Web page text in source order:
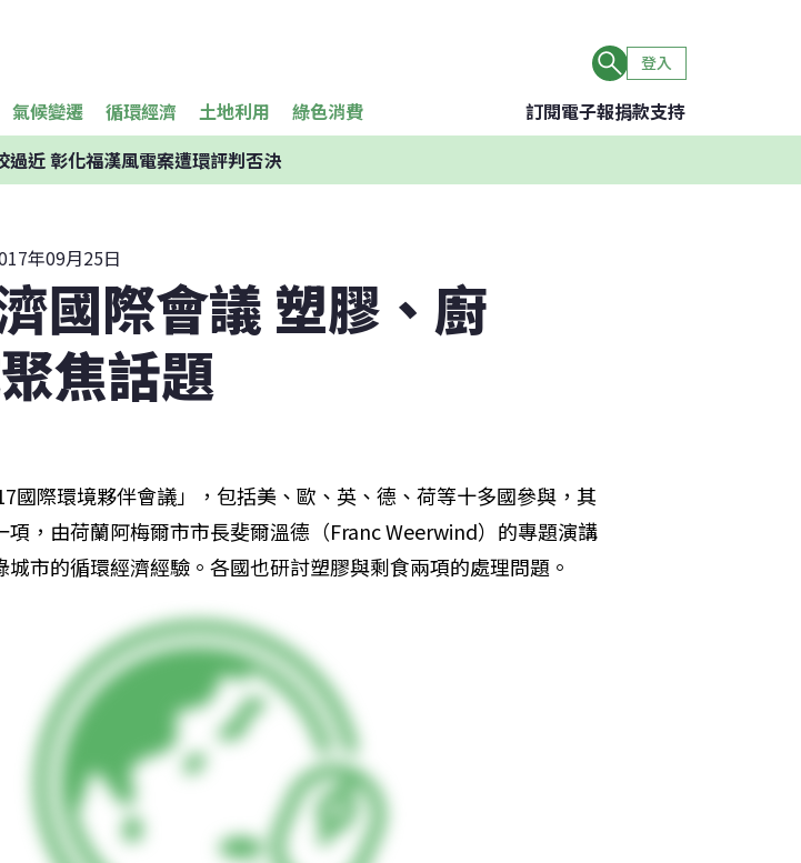
登入
氣候變遷 循環經濟 土地利用 綠色消費 訂閱電子報捐款支持
過近 彰化福漢風電案遭環評判否決
年09月25日
國際會議 塑膠、廚
焦話題
國際環境夥伴會議」，包括美、歐、英、德、荷等十多國參與，其
項，由荷蘭阿梅爾市市長斐爾溫德（Franc Weerwind）的專題演講
市的循環經濟經驗。各國也研討塑膠與剩食兩項的處理問題。